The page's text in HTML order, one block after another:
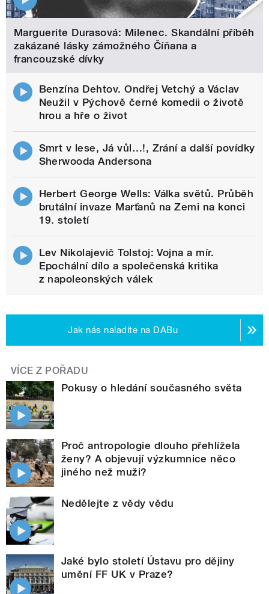
Marguerite Durasová: Milenec. Skandální příběh
zakázané lásky zámožného Číňana a
francouzské dívky
Benzína Dehtov. Ondřej Vetchý a Václav
Neužil v Pýchově černé komedii o životě
hrou a hře o život
Smrt v lese, Já vůl…!, Zrání a další povídky
Sherwooda Andersona
Herbert George Wells: Válka světů. Průběh
brutální invaze Marťanů na Zemi na konci
19. století
Lev Nikolajevič Tolstoj: Vojna a mír.
Epochální dílo a společenská kritika
z napoleonských válek
Jak nás naladíte na DABu
VÍCE Z POŘADU
Pokusy o hledání současného světa
Proč antropologie dlouho přehlížela
ženy? A objevují výzkumnice něco
jiného než muži?
Nedělejte z vědy vědu
Jaké bylo století Ústavu pro dějiny
umění FF UK v Praze?